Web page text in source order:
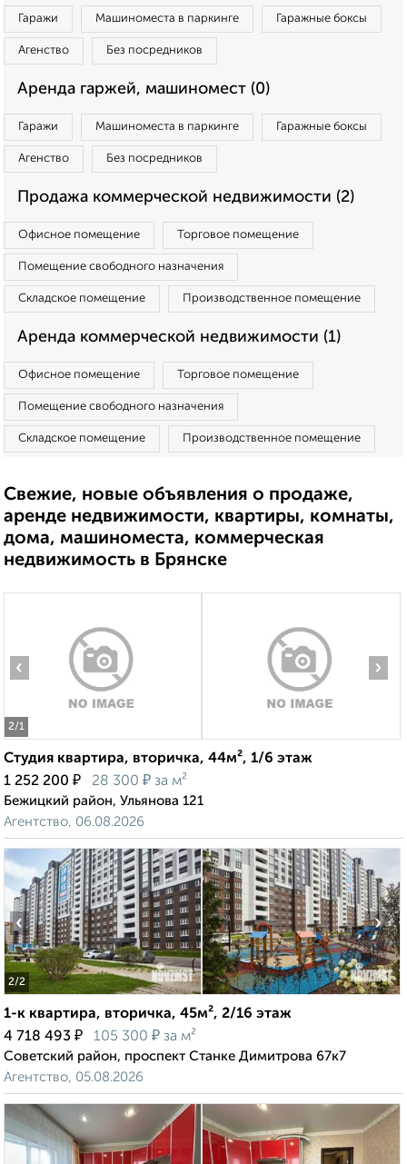
Гаражи Машиноместа в паркинге Гаражные боксы
Агенство Без посредников
Аренда гаржей, машиномест (0)
Гаражи Машиноместа в паркинге Гаражные боксы
Агенство Без посредников
Продажа коммерческой недвижимости (2)
Офисное помещение Торговое помещение
Помещение свободного назначения
Складское помещение Производственное помещение
Аренда коммерческой недвижимости (1)
Офисное помещение Торговое помещение
Помещение свободного назначения
Складское помещение Производственное помещение
Свежие, новые объявления о продаже,
аренде недвижимости, квартиры, комнаты,
дома, машиноместа, коммерческая
недвижимость в Брянске
2/1
‹ ›
Студия квартира, вторичка, 44м², 1/6 этаж
1 252 200 ₽ 28 300 ₽ за м²
Бежицкий район, Ульянова 121
Агентство, 06.08.2026
2/2
‹ ›
1-к квартира, вторичка, 45м², 2/16 этаж
4 718 493 ₽ 105 300 ₽ за м²
Советский район, проспект Станке Димитрова 67к7
Агентство, 05.08.2026